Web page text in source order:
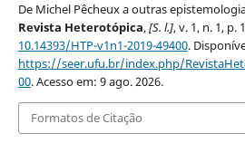
De Michel Pêcheux a outras
Revista Heterotópica,[S. l.], v. 1, n. 1, p.
10.14393/HTP-v1n1-2019-49400.
https://seer.ufu.br/index.php/
00. Acesso em: 9 ago. 2026.
Formatos de Citação